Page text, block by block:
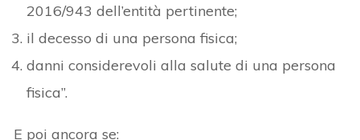
2016/943 dell’entità pertinente;
il decesso di una persona fisica;
danni considerevoli alla salute di una persona
fisica”.
E poi ancora se: